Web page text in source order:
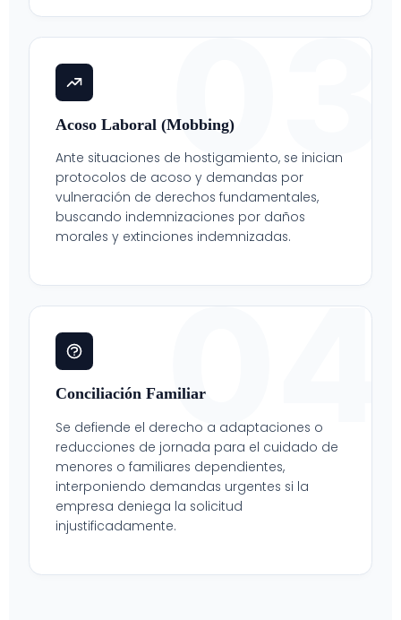
03
Acoso Laboral (Mobbing)
Ante situaciones de hostigamiento, se inician
protocolos de acoso y demandas por
vulneración de derechos fundamentales,
buscando indemnizaciones por daños
morales y extinciones indemnizadas.
04
Conciliación Familiar
Se defiende el derecho a adaptaciones o
reducciones de jornada para el cuidado de
menores o familiares dependientes,
interponiendo demandas urgentes si la
empresa deniega la solicitud
injustificadamente.